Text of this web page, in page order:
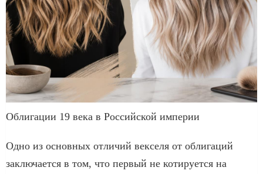
Облигации 19 века в Российской империи
Одно из основных отличий векселя от облигаций
заключается в том, что первый не котируется на